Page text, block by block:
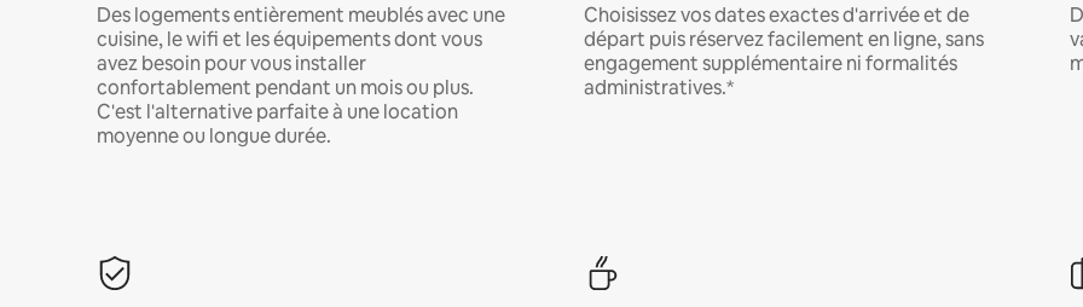
Des logements entièrement meublés avec une
cuisine, le wifi et les équipements dont vous
avez besoin pour vous installer
confortablement pendant un mois ou plus.
C'est l'alternative parfaite à une location
moyenne ou longue durée.
Choisissez vos dates exactes d'arrivée et de
départ puis réservez facilement en ligne, sans
engagement supplémentaire ni formalités
administratives.*